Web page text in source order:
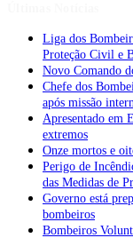
Liga dos
Proteção Civil e
Novo Comando
Chefe dos
após missão
Apresentado em
extremos
Onze mortos e
Perigo de
das Medidas de
Governo está
bombeiros
Bombeiros